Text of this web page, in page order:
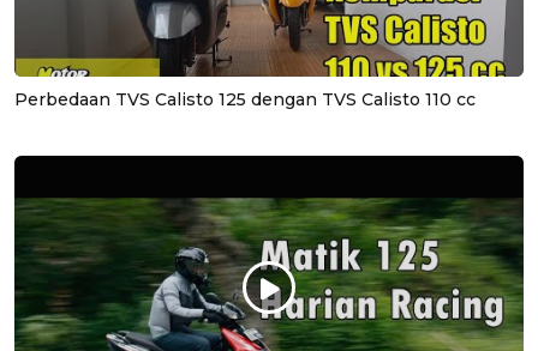
Perbedaan TVS Calisto 125 dengan TVS Calisto 110 cc